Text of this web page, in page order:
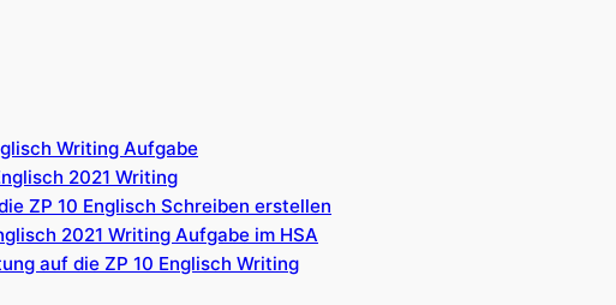
Writing Aufgabe
2021 Writing
ZP 10 Englisch Schreiben erstellen
2021 Writing Aufgabe im HSA
auf die ZP 10 Englisch Writing